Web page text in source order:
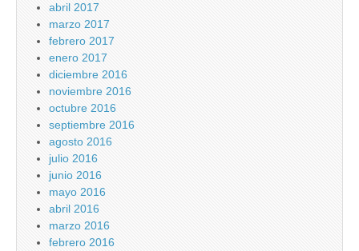
abril 2017
marzo 2017
febrero 2017
enero 2017
diciembre 2016
noviembre 2016
octubre 2016
septiembre 2016
agosto 2016
julio 2016
junio 2016
mayo 2016
abril 2016
marzo 2016
febrero 2016